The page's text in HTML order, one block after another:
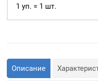
25м.
1 уп. = 1 шт.
Описание